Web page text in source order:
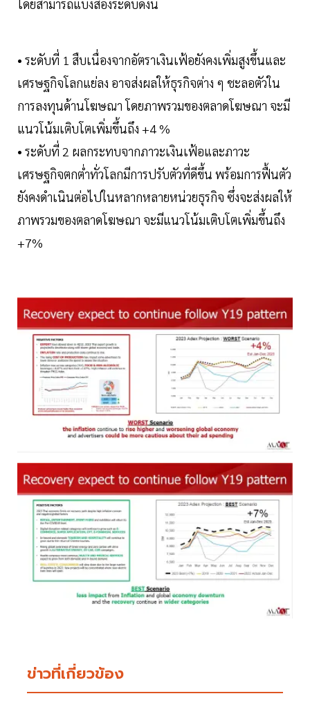
โดยสามารถแบ่งสองระดับดังนี้
• ระดับที่ 1 สืบเนื่องจากอัตราเงินเฟ้อยังคงเพิ่มสูงขึ้นและ
เศรษฐกิจโลกแย่ลง อาจส่งผลให้ธุรกิจต่าง ๆ ชะลอตัวใน
การลงทุนด้านโฆษณา โดยภาพรวมของตลาดโฆษณา จะมี
แนวโน้มเติบโตเพิ่มขึ้นถึง +4 %
• ระดับที่ 2 ผลกระทบจากภาวะเงินเฟ้อและภาวะ
เศรษฐกิจตกต่ำทั่วโลกมีการปรับตัวที่ดีขึ้น พร้อมการฟื้นตัว
ยังคงดำเนินต่อไปในหลากหลายหน่วยธุรกิจ ซึ่งจะส่งผลให้
ภาพรวมของตลาดโฆษณา จะมีแนวโน้มเติบโตเพิ่มขึ้นถึง
+7%
ข่าวที่เกี่ยวข้อง